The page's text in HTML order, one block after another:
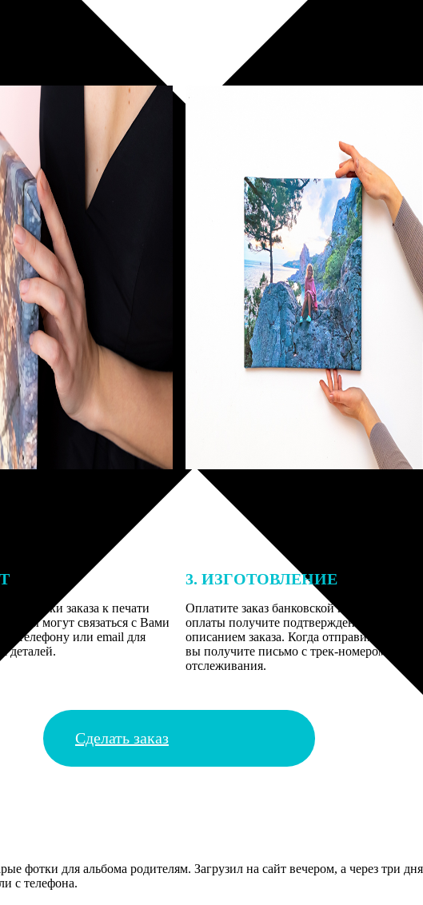
заказа к печати
могут связаться с Вами
телефону или email для
деталей.
3. ИЗГОТОВЛЕНИЕ
Оплатите заказ банковской картой. После
оплаты получите подтверждение на email с
описанием заказа. Когда отправим заказ
вы получите письмо с трек-номером для
отслеживания.
Сделать заказ
фотки для альбома родителям. Загрузил на сайт вечером, а через три
с телефона.